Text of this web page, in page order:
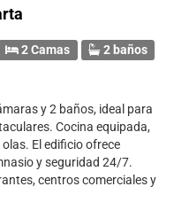
2 Camas 2 baños
y 2 baños, ideal para
Cocina equipada,
El edificio ofrece
y seguridad 24/7.
centros comerciales y